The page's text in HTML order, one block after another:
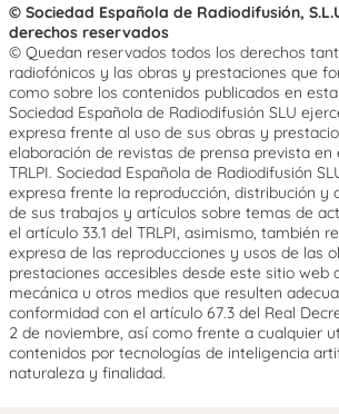
© Sociedad Española de Radiodifusión,
derechos reservados
© Quedan reservados todos los derechos
radiofónicos y las obras y prestaciones que
como sobre los contenidos publicados en
Sociedad Española de Radiodifusión SLU
expresa frente al uso de sus obras y
elaboración de revistas de prensa prevista en
TRLPI. Sociedad Española de Radiodifusión
expresa frente la reproducción, distribución y
de sus trabajos y artículos sobre temas de
el artículo 33.1 del TRLPI, asimismo, también
expresa de las reproducciones y usos de las
prestaciones accesibles desde este sitio web
mecánica u otros medios que resulten
conformidad con el artículo 67.3 del Real
2 de noviembre, así como frente a cualquier
contenidos por tecnologías de inteligencia
naturaleza y finalidad.